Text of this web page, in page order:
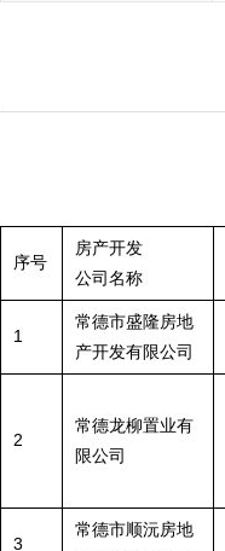
序号
房产开发
公司名称
1
常德市盛隆房地
产开发有限公司
2
常德龙柳置业有
限公司
3
常德市顺沅房地